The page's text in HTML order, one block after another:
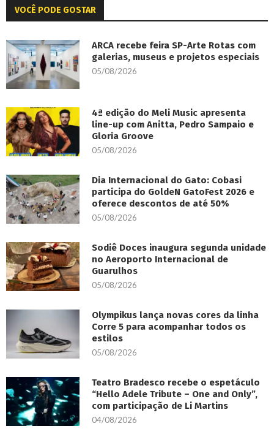
VOCÊ PODE GOSTAR
ARCA recebe feira SP-Arte Rotas com
galerias, museus e projetos especiais
05/08/2026
4ª edição do Meli Music apresenta
line-up com Anitta, Pedro Sampaio e
Gloria Groove
05/08/2026
Dia Internacional do Gato: Cobasi
participa do GoldeN GatoFest 2026 e
oferece descontos de até 50%
05/08/2026
Sodiê Doces inaugura segunda unidade
no Aeroporto Internacional de
Guarulhos
05/08/2026
Olympikus lança novas cores da linha
Corre 5 para acompanhar todos os
estilos
05/08/2026
Teatro Bradesco recebe o espetáculo
“Hello Adele Tribute – One and Only”,
com participação de Li Martins
04/08/2026